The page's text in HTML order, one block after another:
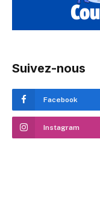
Suivez-nous
Facebook
Instagram